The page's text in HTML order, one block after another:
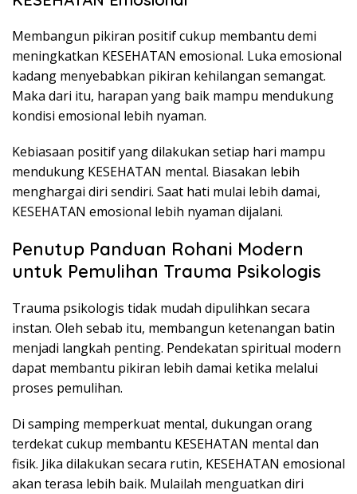
Membangun pikiran positif cukup membantu demi
meningkatkan KESEHATAN emosional. Luka emosional
kadang menyebabkan pikiran kehilangan semangat.
Maka dari itu, harapan yang baik mampu mendukung
kondisi emosional lebih nyaman.
Kebiasaan positif yang dilakukan setiap hari mampu
mendukung KESEHATAN mental. Biasakan lebih
menghargai diri sendiri. Saat hati mulai lebih damai,
KESEHATAN emosional lebih nyaman dijalani.
Penutup Panduan Rohani Modern
untuk Pemulihan Trauma Psikologis
Trauma psikologis tidak mudah dipulihkan secara
instan. Oleh sebab itu, membangun ketenangan batin
menjadi langkah penting. Pendekatan spiritual modern
dapat membantu pikiran lebih damai ketika melalui
proses pemulihan.
Di samping memperkuat mental, dukungan orang
terdekat cukup membantu KESEHATAN mental dan
fisik. Jika dilakukan secara rutin, KESEHATAN emosional
akan terasa lebih baik. Mulailah menguatkan diri